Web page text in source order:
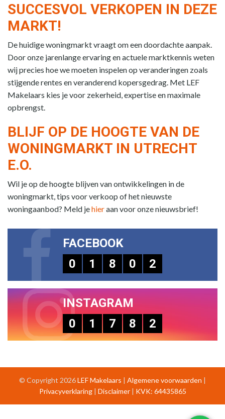
SUCCESVOL VERKOPEN IN DEZE
MARKT!
De huidige woningmarkt vraagt om een doordachte aanpak.
Door onze jarenlange ervaring en actuele marktkennis weten
wij precies hoe we moeten inspelen op veranderingen zoals
stijgende rentes en veranderend kopersgedrag. Met LEF
Makelaars kies je voor zekerheid, expertise en maximale
opbrengst.
BLIJF OP DE HOOGTE VAN DE
WONINGMARKT IN UTRECHT
E.O.
Wil je op de hoogte blijven van ontwikkelingen in de
woningmarkt, tips voor verkoop of het nieuwste
woningaanbod? Meld jehieraan voor onze nieuwsbrief!
FACEBOOK
0
1 8 0 2
INSTAGRAM
0
1 7 8 2
© Copyright 2026LEF Makelaars | Algemene voorwaarden |
Privacyverklaring| Disclaimer| KVK: 64435865